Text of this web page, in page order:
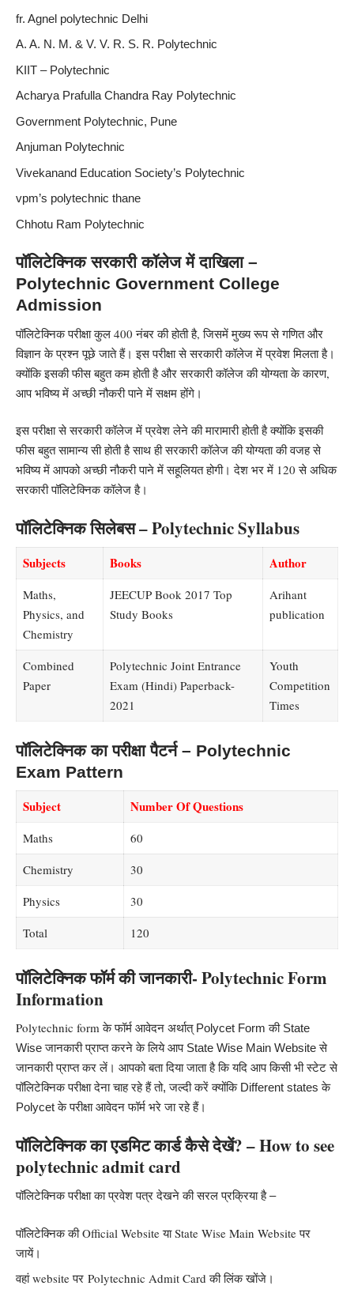
fr. Agnel polytechnic Delhi
A. A. N. M. & V. V. R. S. R. Polytechnic
KIIT – Polytechnic
Acharya Prafulla Chandra Ray Polytechnic
Government Polytechnic, Pune
Anjuman Polytechnic
Vivekanand Education Society’s Polytechnic
vpm’s polytechnic thane
Chhotu Ram Polytechnic
पॉलिटेक्निक सरकारी कॉलेज में दाखिला –
Polytechnic Government College
Admission
पॉलिटेक्निक परीक्षा कुल 400 नंबर की होती है, जिसमें मुख्य रूप से गणित और
विज्ञान के प्रश्न पूछे जाते हैं। इस परीक्षा से सरकारी कॉलेज में प्रवेश मिलता है।
क्योंकि इसकी फीस बहुत कम होती है और सरकारी कॉलेज की योग्यता के कारण,
आप भविष्य में अच्छी नौकरी पाने में सक्षम होंगे।
इस परीक्षा से सरकारी कॉलेज में प्रवेश लेने की मारामारी होती है क्योंकि इसकी
फीस बहुत सामान्य सी होती है साथ ही सरकारी कॉलेज की योग्यता की वजह से
भविष्य में आपको अच्छी नौकरी पाने में सहूलियत होगी। देश भर में 120 से अधिक
सरकारी पॉलिटेक्निक कॉलेज है।
पॉलिटेक्निक सिलेबस – Polytechnic Syllabus
Subjects Books Author
Maths,
Physics, and
Chemistry
JEECUP Book 2017 Top
Study Books
Arihant
publication
Combined
Paper
Polytechnic Joint Entrance
Exam (Hindi) Paperback-
2021
Youth
Competition
Times
पॉलिटेक्निक का परीक्षा पैटर्न – Polytechnic
Exam Pattern
Subject Number Of Questions
Maths
60
Chemistry
30
Physics
30
Total
120
पॉलिटेक्निक फॉर्म की जानकारी- Polytechnic Form
Information
Polytechnic form के फॉर्म आवेदन अर्थात् Polycet Form की State
Wise जानकारी प्राप्त करने के लिये आप State Wise Main Website से
जानकारी प्राप्त कर लें। आपको बता दिया जाता है कि यदि आप किसी भी स्टेट से
पॉलिटेक्निक परीक्षा देना चाह रहे हैं तो, जल्दी करें क्योंकि Different states के
Polycet के परीक्षा आवेदन फॉर्म भरे जा रहे हैं।
पॉलिटेक्निक का एडमिट कार्ड कैसे देखें? – How to see
polytechnic admit card
पॉलिटेक्निक परीक्षा का प्रवेश पत्र देखने की सरल प्रक्रिया है –
पॉलिटेक्निक की Official Website या State Wise Main Website पर
जायें।
वहां website पर Polytechnic Admit Card की लिंक खोंजे।